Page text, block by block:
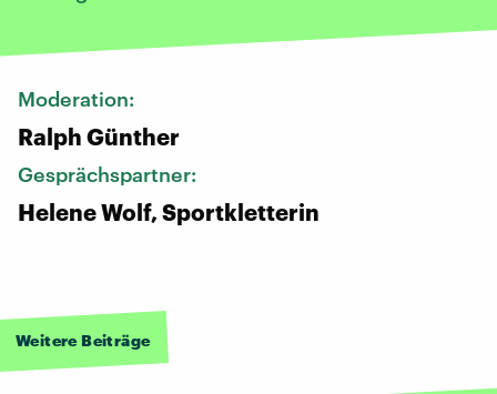
Moderation:
Ralph Günther
Gesprächspartner:
Helene Wolf, Sportkletterin
Weitere Beiträge